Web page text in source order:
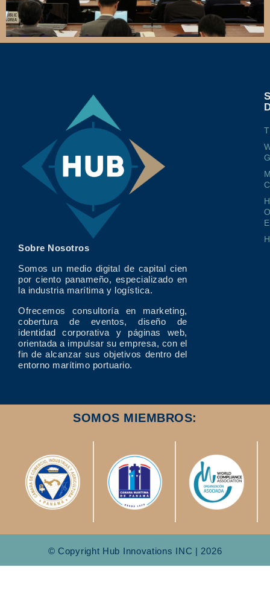
Sobre Nosotros
Somos un medio digital de capital cien
por ciento panameño, especializado en
la industria marítima y logística.
Ofrecemos consultoría en marketing,
cobertura de eventos, diseño de
identidad corporativa y páginas web,
orientada a impulsar su empresa, con el
fin de alcanzar sus objetivos dentro del
entorno marítimo portuario.
SOMOS MIEMBROS:
© Copyright Hub Innovations INC | 2026